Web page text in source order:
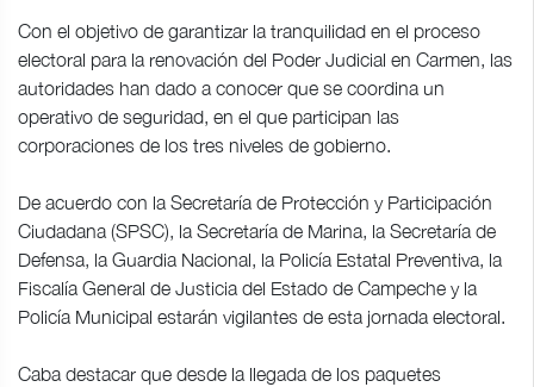
Con el objetivo de garantizar la tranquilidad en el proceso
electoral para la renovación del Poder Judicial en Carmen, las
autoridades han dado a conocer que se coordina un
operativo de seguridad, en el que participan las
corporaciones de los tres niveles de gobierno.
De acuerdo con la Secretaría de Protección y Participación
Ciudadana (SPSC), la Secretaría de Marina, la Secretaría de
Defensa, la Guardia Nacional, la Policía Estatal Preventiva, la
Fiscalía General de Justicia del Estado de Campeche y la
Policía Municipal estarán vigilantes de esta jornada electoral.
Caba destacar que desde la llegada de los paquetes